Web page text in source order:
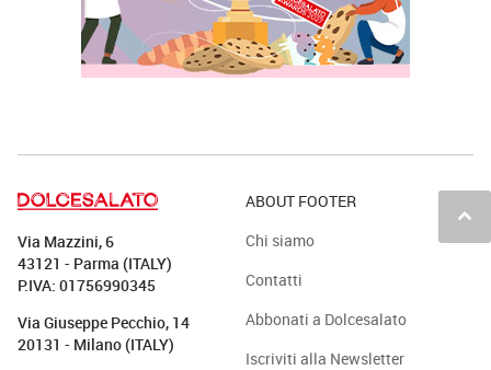
keyboard_arrow_up
Via Mazzini, 6
43121 - Parma (ITALY)
P.IVA: 01756990345
Via Giuseppe Pecchio, 14
20131 - Milano (ITALY)
ABOUT FOOTER
Chi siamo
Contatti
Abbonati a Dolcesalato
Iscriviti alla Newsletter